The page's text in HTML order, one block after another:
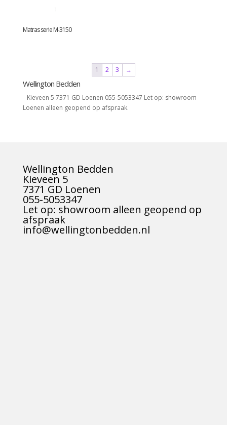
Matras serie M-3150
1 2 3 →
Wellington Bedden
Kieveen 5 7371 GD Loenen 055-5053347 Let op: showroom
Loenen alleen geopend op afspraak.
Wellington Bedden
Kieveen 5
7371 GD Loenen
055-5053347
Let op: showroom alleen geopend op
afspraak
info@wellingtonbedden.nl